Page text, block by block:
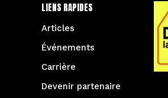
LIENS RAPIDES
Articles
Événements
Carrière
Devenir partenaire